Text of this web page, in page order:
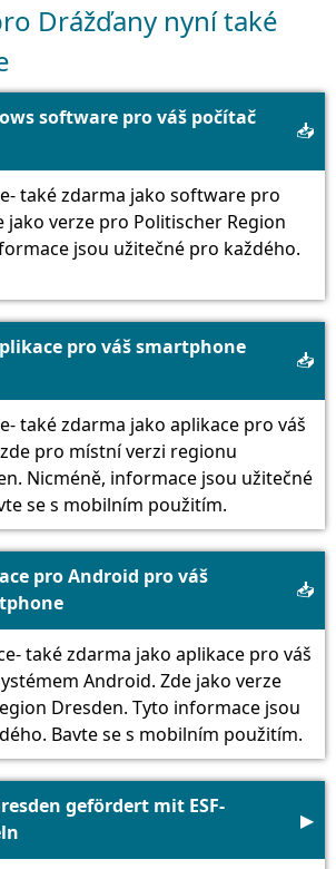
Drážďany nyní také
software pro váš počítač
📥
také zdarma jako software pro
jako verze pro Politischer Region
jsou užitečné pro každého.
pro váš smartphone
📥
také zdarma jako aplikace pro váš
pro místní verzi regionu
Nicméně, informace jsou užitečné
se s mobilním použitím.
pro Android pro váš
📥
také zdarma jako aplikace pro váš
Android. Zde jako verze
Dresden. Tyto informace jsou
Bavte se s mobilním použitím.
gefördert mit ESF-
▶